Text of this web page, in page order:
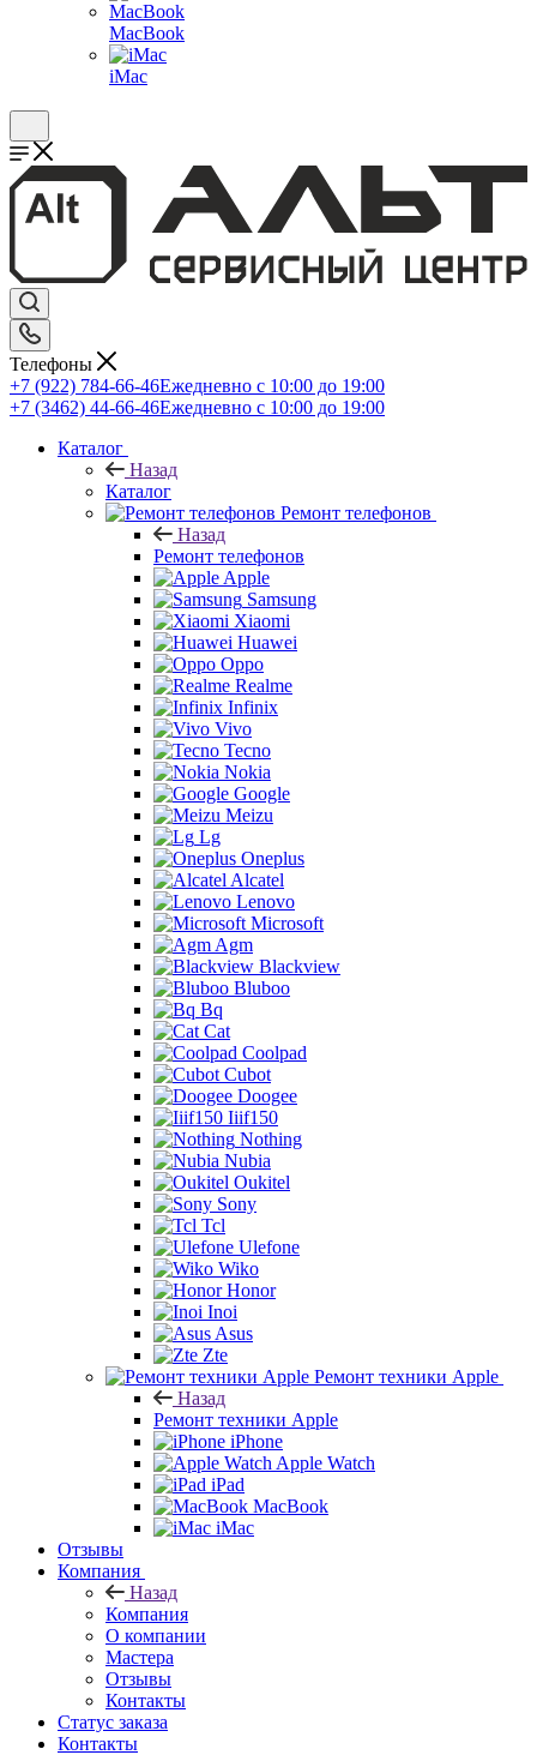
MacBook
iMac
Телефоны
+7 (922) 784-66-46Ежедневно с 10:00 до 19:00
+7 (3462) 44-66-46Ежедневно с 10:00 до 19:00
Каталог
Назад
Каталог
Ремонт телефонов
Назад
Ремонт телефонов
Apple
Samsung
Xiaomi
Huawei
Oppo
Realme
Infinix
Vivo
Tecno
Nokia
Google
Meizu
Lg
Oneplus
Alcatel
Lenovo
Microsoft
Agm
Blackview
Bluboo
Bq
Cat
Coolpad
Cubot
Doogee
Iiif150
Nothing
Nubia
Oukitel
Sony
Tcl
Ulefone
Wiko
Honor
Inoi
Asus
Zte
Ремонт техники Apple
Назад
Ремонт техники Apple
iPhone
Apple Watch
iPad
MacBook
iMac
Отзывы
Компания
Назад
Компания
О компании
Мастера
Отзывы
Контакты
Статус заказа
Контакты